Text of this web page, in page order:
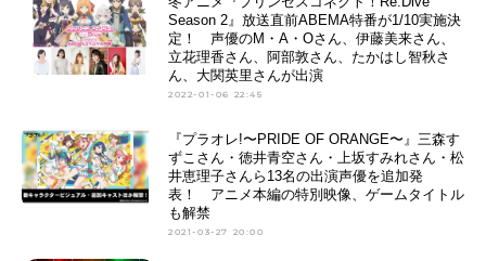
Season 2』放送直前ABEMA特番が1/10実施決
定！ 声優のM・A・Oさん、伊藤美来さん、
立花理香さん、阿部敦さん、たかはし智秋さ
ん、大関英里さんが出演
2022-01-06 22:45
『プラオレ!〜PRIDE OF ORANGE〜』三森す
ずこさん・徳井青空さん・上坂すみれさん・松
井恵理子さんら13名の出演声優を追加発
表！ アニメ本編の特別映像、ゲームタイトル
も解禁
2021-03-27 20:00